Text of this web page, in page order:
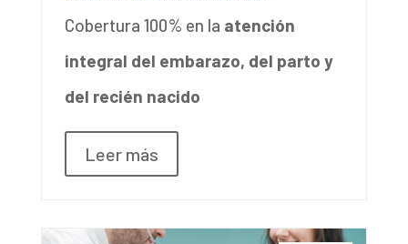
Cobertura 100% en la atención
integral del embarazo, del parto y
del recién nacido
Leer más